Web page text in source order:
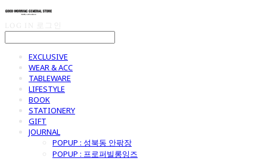
EXCLUSIVE
WEAR & ACC
TABLEWARE
LIFESTYLE
BOOK
STATIONERY
GIFT
JOURNAL
POPUP : 성북동 안팎장
POPUP : 프로퍼빌롱잉즈